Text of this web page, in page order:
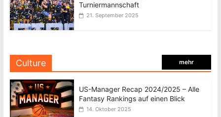
Turniermannschaft
21. September 2025
Culture mehr
US-Manager Recap 2024/2025 – Alle
Fantasy Rankings auf einen Blick
14. Oktober 2025